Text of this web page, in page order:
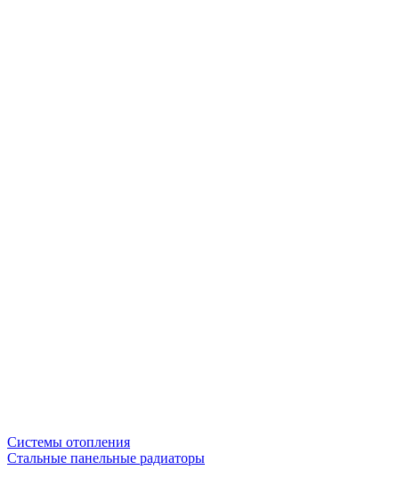
Системы отопления
Стальные панельные радиаторы